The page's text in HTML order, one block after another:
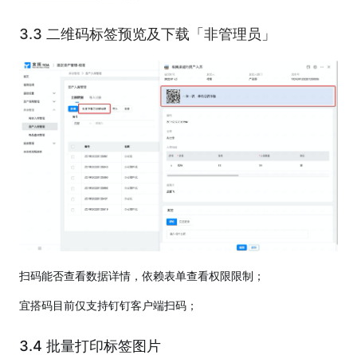
3.3 二维码标签预览及下载「非管理员」
扫码能否查看数据详情，依赖表单查看权限限制；
宜搭码目前仅支持钉钉客户端扫码；
3.4 批量打印标签图片